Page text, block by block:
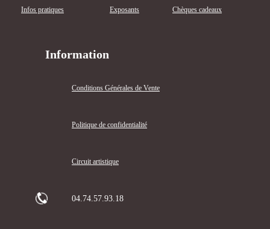
Infos pratiques Exposants Chèques cadeaux
Information
Conditions Générales de Vente
Politique de confidentialité
Circuit artistique
04.74.57.93.18